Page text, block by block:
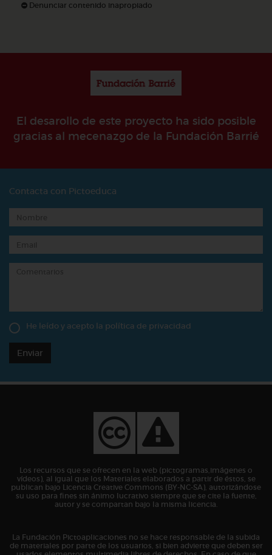
Denunciar contenido inapropiado
El desarollo de este proyecto ha sido posible
gracias al mecenazgo de la Fundación Barrié
Contacta con Pictoeduca
He leído y acepto la política de privacidad
Enviar
Los recursos que se ofrecen en la web (pictogramas,imágenes o
vídeos), al igual que los Materiales elaborados a partir de éstos, se
publican bajo Licencia Creative Commons (BY-NC-SA), autorizándose
su uso para fines sin ánimo lucrativo siempre que se cite la fuente,
autor y se compartan bajo la misma licencia.
La Fundación Pictoaplicaciones no se hace responsable de la subida
de materiales por parte de los usuarios, si bien advierte que deben ser